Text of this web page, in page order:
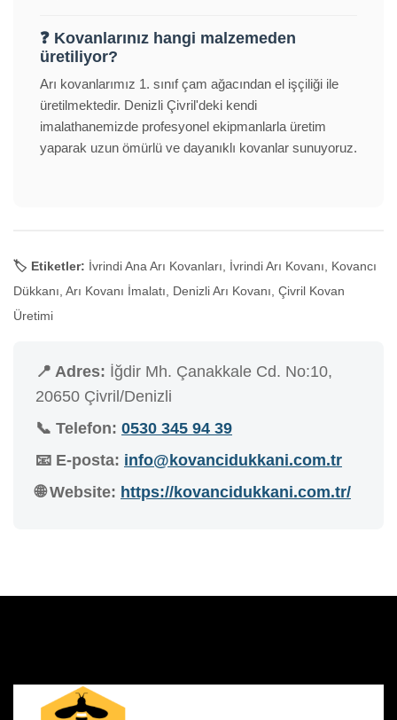
❓ Kovanlarınız hangi malzemeden
üretiliyor?
Arı kovanlarımız 1. sınıf çam ağacından el işçiliği ile
üretilmektedir. Denizli Çivril'deki kendi
imalathanemizde profesyonel ekipmanlarla üretim
yaparak uzun ömürlü ve dayanıklı kovanlar sunuyoruz.
🏷️ Etiketler: İvrindi Ana Arı Kovanları, İvrindi Arı Kovanı, Kovancı
Dükkanı, Arı Kovanı İmalatı, Denizli Arı Kovanı, Çivril Kovan
Üretimi
📍 Adres: İğdir Mh. Çanakkale Cd. No:10,
20650 Çivril/Denizli
📞 Telefon: 0530 345 94 39
📧 E-posta: info@kovancidukkani.com.tr
🌐 Website: https://kovancidukkani.com.tr/